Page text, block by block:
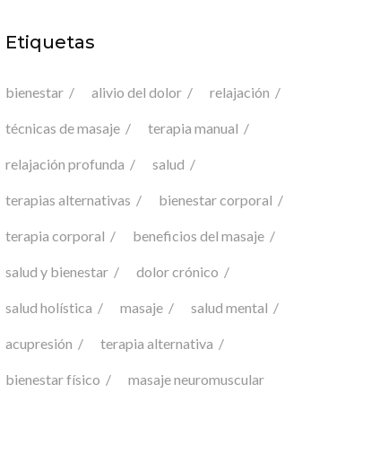
Etiquetas
bienestar alivio del dolor relajación
técnicas de masaje terapia manual
relajación profunda salud
terapias alternativas bienestar corporal
terapia corporal beneficios del masaje
salud y bienestar dolor crónico
salud holística masaje salud mental
acupresión terapia alternativa
bienestar físico masaje neuromuscular